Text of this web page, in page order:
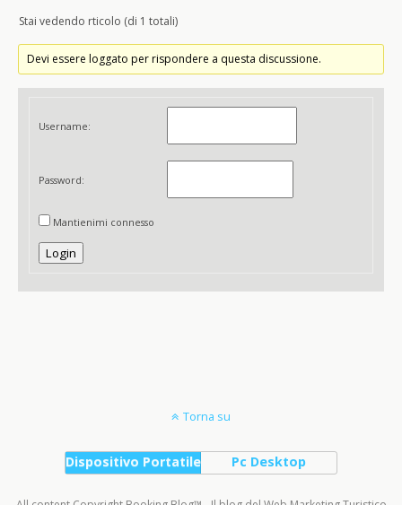
Stai vedendo rticolo (di 1 totali)
Devi essere loggato per rispondere a questa discussione.
Username:
Password:
Mantienimi connesso
Login
Torna su
Dispositivo Portatile Pc Desktop